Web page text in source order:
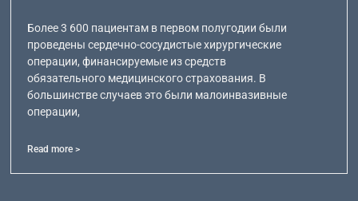
Более 3 600 пациентам в первом полугодии были
проведены сердечно-сосудистые хирургические
операции, финансируемые из средств
обязательного медицинского страхования. В
большинстве случаев это были малоинвазивные
операции,
Read more >